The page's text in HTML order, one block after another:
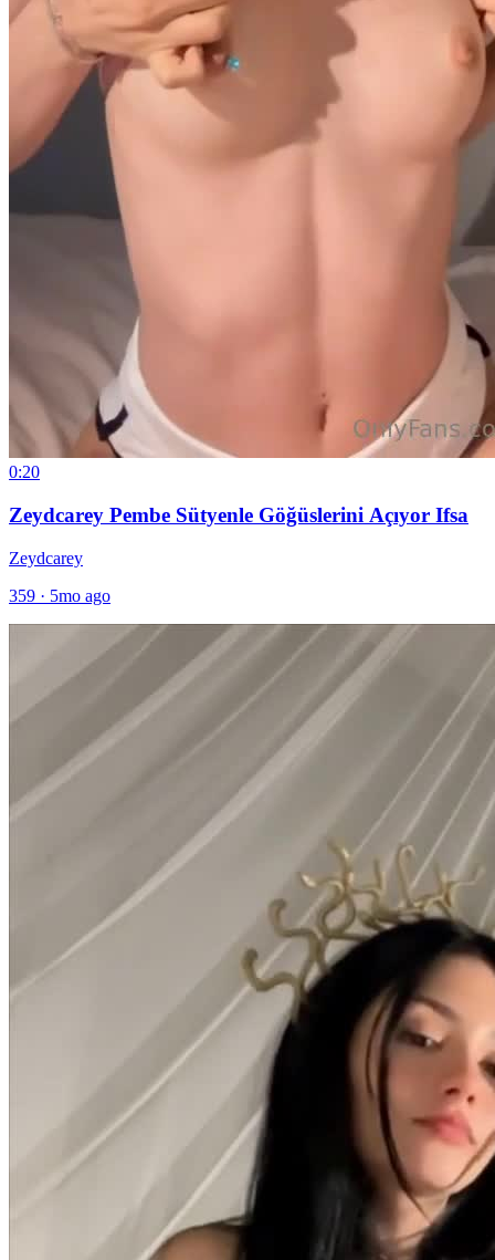
0:20
Zeydcarey Pembe Sütyenle Göğüslerini Açıyor Ifsa
Zeydcarey
359 · 5mo ago